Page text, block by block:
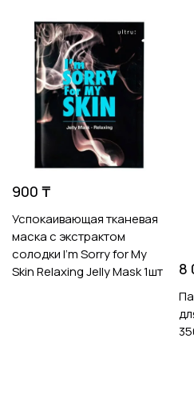
900 ₸
Успокаивающая тканевая
маска с экстрактом
солодки I'm Sorry for My
Skin Relaxing Jelly Mask 1шт
8